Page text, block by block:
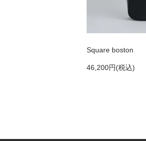
Square boston
46,200円(税込)